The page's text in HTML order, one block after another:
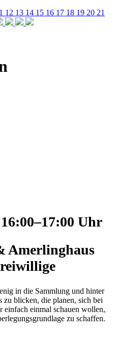
12 13 14 15 16 17 18 19 20 21
Uhr
Amerlinghaus
in die Sammlung und hinter
zu blicken, die planen, sich bei
einmal schauen wollen,
zu schaffen.